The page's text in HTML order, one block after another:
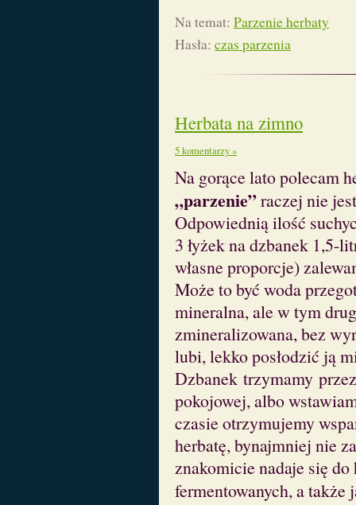
Na temat: Parzenie herbaty
Hasła: czas parzenia
Herbata na zimno
5 komentarzy »
Na gorące lato polecam
„parzenie”raczej nie
Odpowiednią ilość
3 łyżek na dzbanek 1,5-
własne proporcje)
Może to być woda
mineralna, ale w tym
zmineralizowana, bez
lubi, lekko posłodzić ją
Dzbanek trzymamy
pokojowej, albo
czasie otrzymujemy
herbatę, bynajmniej nie
znakomicie nadaje się
fermentowanych, a